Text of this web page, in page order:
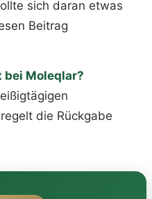
sich daran etwas
Beitrag
bei Moleqlar?
die Rückgabe